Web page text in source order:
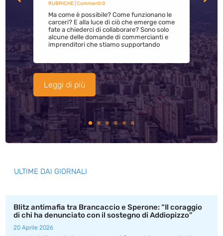
RUBRICHE| Commenti 0
Ma come è possibile? Come funzionano le
carceri? E alla luce di ciò che emerge come
fate a chiederci di collaborare? Sono solo
alcune delle domande di commercianti e
imprenditori che stiamo supportando
Leggi di più
ULTIME DAI GIORNALI
Blitz antimafia tra Brancaccio e Sperone: “Il coraggio
di chi ha denunciato con il sostegno di Addiopizzo”
20 Aprile 2026